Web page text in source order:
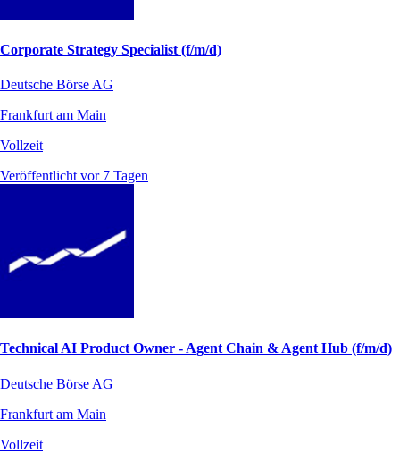
Corporate Strategy Specialist (f/m/d)
Deutsche Börse AG
Frankfurt am Main
Vollzeit
Veröffentlicht vor 7 Tagen
Technical AI Product Owner - Agent Chain & Agent Hub (f/m/d)
Deutsche Börse AG
Frankfurt am Main
Vollzeit